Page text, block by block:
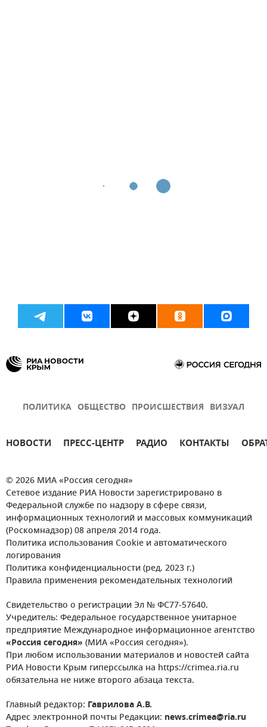
ПОЛИТИКА ОБЩЕСТВО ПРОИСШЕСТВИЯ ВИЗУАЛ
НОВОСТИ ПРЕСС-ЦЕНТР РАДИО КОНТАКТЫ
© 2026 МИА «Россия сегодня»
Сетевое издание РИА Новости зарегистрировано в
Федеральной службе по надзору в сфере связи,
информационных технологий и массовых коммуникаций
(Роскомнадзор) 08 апреля 2014 года.
Политика использования Cookie и автоматического
логирования
Политика конфиденциальности (ред. 2023 г.)
Правила применения рекомендательных технологий
Свидетельство о регистрации Эл № ФС77-57640.
Учредитель: Федеральное государственное унитарное
предприятие Международное информационное агентство
«Россия сегодня» (МИА «Россия сегодня»).
При любом использовании материалов и новостей сайта
РИА Новости Крым гиперссылка на https://crimea.ria.ru
обязательна не ниже второго абзаца текста.
Главный редактор: Гаврилова А.В.
Адрес электронной почты Редакции: news.crimea@ria.ru